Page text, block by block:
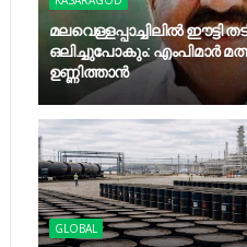
മലവെള്ളപ്പാച്ചിലില്‍ ഈട്ടി
ഒലിച്ചുപോകും: എംപിമാര്‍
ഉണ്ണിത്താന്‍
GLOBAL